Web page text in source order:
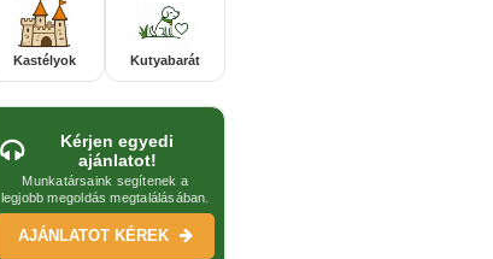
Kastélyok Kutyabarát
Kérjen egyedi
ajánlatot!
Munkatársaink segítenek a
legjobb megoldás megtalálásában.
AJÁNLATOT KÉREK